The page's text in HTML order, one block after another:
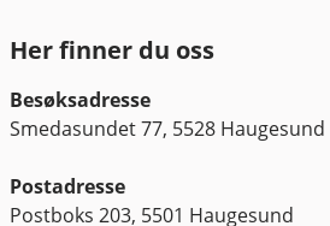
Her finner du oss
Besøksadresse
Smedasundet 77, 5528 Haugesund
Postadresse
Postboks 203, 5501 Haugesund